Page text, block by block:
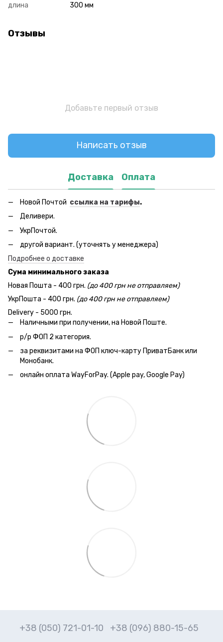
длина
300 мм
Отзывы
Добавьте первый отзыв
Написать отзыв
Доставка Оплата
Новой Почтой ссылка на тарифы.
Деливери.
УкрПочтой.
другой вариант. (уточнять у менеджера)
Подробнее о доставке
Сума минимального заказа
Новая Пошта - 400 грн. (до 400 грн не отправляем)
УкрПошта - 400 грн. (до 400 грн не отправляем)
Delivery - 5000 грн.
Наличными при получении, на Новой Поште.
р/р ФОП 2 категория.
за реквизитами на ФОП ключ-карту ПриватБанк или
Монобанк.
онлайн оплата WayForPay. (Apple pay, Google Pay)
+38 (050) 721-01-10 +38 (096) 880-15-65